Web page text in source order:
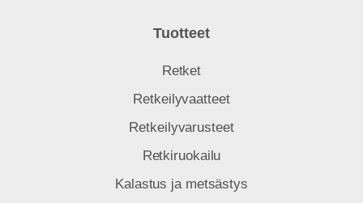
Tuotteet
Retket
Retkeilyvaatteet
Retkeilyvarusteet
Retkiruokailu
Kalastus ja metsästys